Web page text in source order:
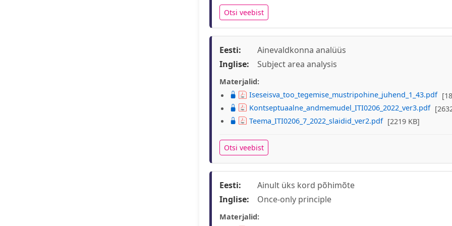
Otsi veebist
Eesti:
Ainevaldkonna analüüs
Inglise:
Subject area analysis
Materjalid:
Iseseisva_too_tegemise_mustripohine_juhend_1_43.pdf
Kontseptuaalne_andmemudel_ITI0206_2022_ver3.pdf
Teema_ITI0206_7_2022_slaidid_ver2.pdf [2219 KB]
Otsi veebist
Eesti:
Ainult üks kord põhimõte
Inglise:
Once-only principle
Materjalid: